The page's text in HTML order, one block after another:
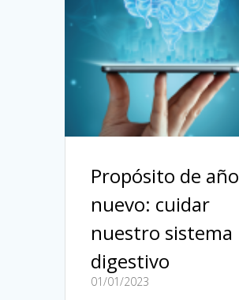
Propósito de año
nuevo: cuidar
nuestro sistema
digestivo
01/01/2023